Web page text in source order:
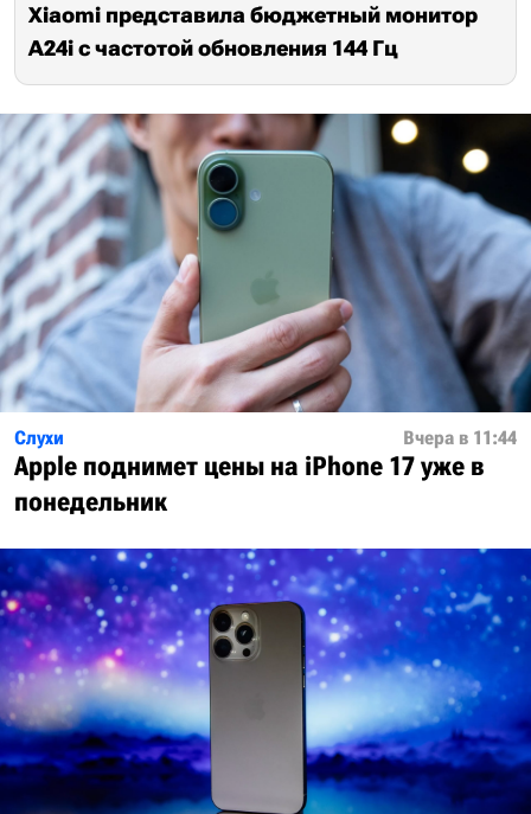
Xiaomi представила бюджетный монитор
A24i с частотой обновления 144 Гц
Слухи Вчера в 11:44
Apple поднимет цены на iPhone 17 уже в
понедельник